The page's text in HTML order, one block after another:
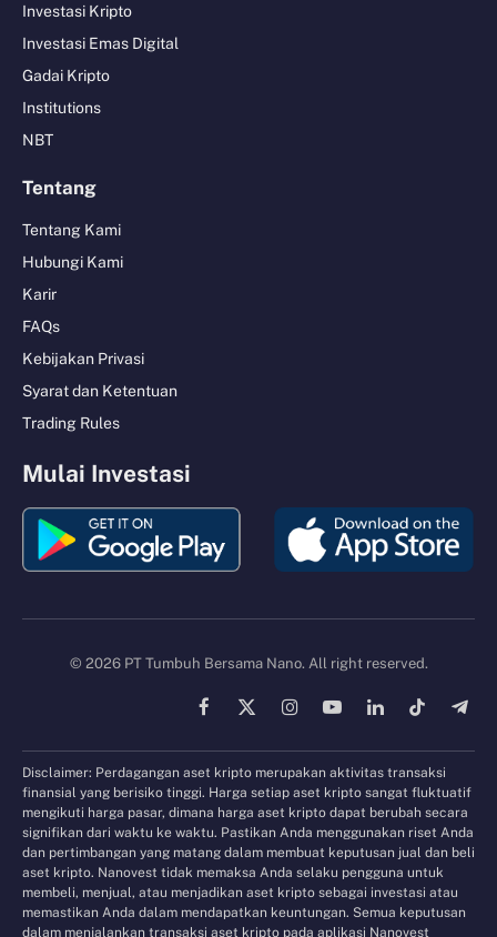
Investasi Kripto
Investasi Emas Digital
Gadai Kripto
Institutions
NBT
Tentang
Tentang Kami
Hubungi Kami
Karir
FAQs
Kebijakan Privasi
Syarat dan Ketentuan
Trading Rules
Mulai Investasi
© 2026 PT Tumbuh Bersama Nano. All right reserved.
Facebook
X
InstagramYouTubeLinkedInTikTok
Disclaimer: Perdagangan aset kripto merupakan aktivitas transaksi
finansial yang berisiko tinggi. Harga setiap aset kripto sangat fluktuatif
mengikuti harga pasar, dimana harga aset kripto dapat berubah secara
signifikan dari waktu ke waktu. Pastikan Anda menggunakan riset Anda
dan pertimbangan yang matang dalam membuat keputusan jual dan beli
aset kripto. Nanovest tidak memaksa Anda selaku pengguna untuk
membeli, menjual, atau menjadikan aset kripto sebagai investasi atau
memastikan Anda dalam mendapatkan keuntungan. Semua keputusan
dalam menjalankan transaksi aset kripto pada aplikasi Nanovest